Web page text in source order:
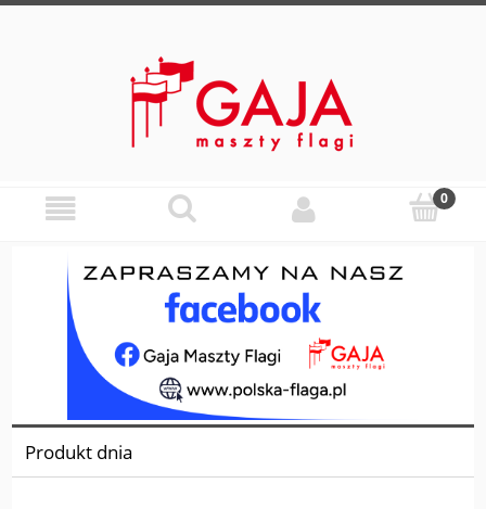
Produkt dnia